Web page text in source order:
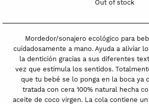
Out of stock
Mordedor/sonajero ecológico para
cuidadosamente a mano. Ayuda a aliviar
la dentición gracias a sus diferentes
vez que estimula los sentidos.
que tu bebé se lo ponga en la boca ya
tratada con cera 100% natural hecha
aceite de coco virgen. La cola contiene